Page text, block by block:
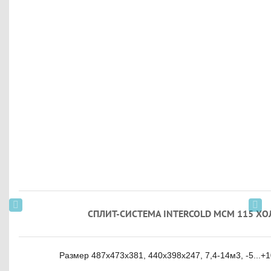
СПЛИТ-СИСТЕМА INTERCOLD МCM 115
Размер 487х473х381, 440х398х247, 7,4-14м3, -